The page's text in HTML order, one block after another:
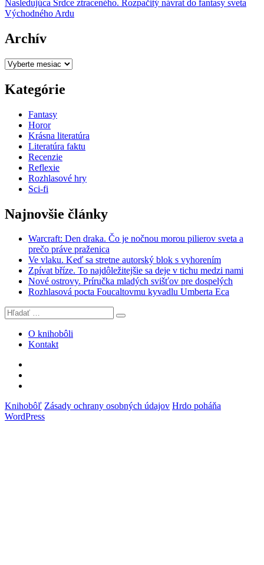
v
článok:
Nasledujúca Ďalší
článok:
Srdce ztraceného. Rozpačitý návrat do fantasy sveta
Východného Ardu
Archív
Archív
Kategórie
Fantasy
Horor
Krásna literatúra
Literatúra faktu
Recenzie
Reflexie
Rozhlasové hry
Sci-fi
Najnovšie články
Warcraft: Den draka. Čo je nočnou morou pilierov sveta a
prečo práve praženica
Ve vlaku. Keď sa stretne autorský blok s vyhorením
Zpívat bříze. To najdôležitejšie sa deje v tichu medzi nami
Nové ostrovy. Príručka mladých svišťov pre dospelých
Rozhlasová pocta Foucaltovmu kyvadlu Umberta Eca
Hľadať:
Vyhľadávanie
O knihobôli
Kontakt
Knihobôľ Zásady ochrany osobných údajov Hrdo poháňa
WordPress